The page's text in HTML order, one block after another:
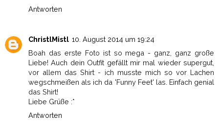
Antworten
ChristlMistl 10. August 2014 um 19:24
Boah das erste Foto ist so mega - ganz, ganz große
Liebe! Auch dein Outfit gefällt mir mal wieder supergut,
vor allem das Shirt - ich musste mich so vor Lachen
wegschmeißen als ich da 'Funny Feet' las. Einfach genial
das Shirt!
Liebe Grüße :*
Antworten